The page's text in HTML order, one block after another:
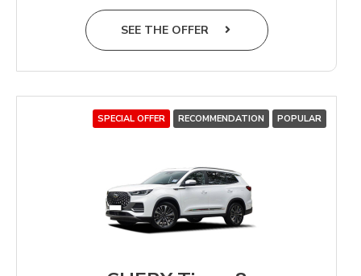
SEE THE OFFER
SPECIAL OFFER RECOMMENDATION POPULAR